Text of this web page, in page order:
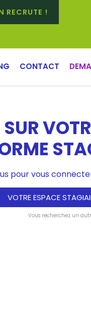
RECRUTE !
CONTACT
pour vous
VOTRE ESPACE
Vous recherchez un